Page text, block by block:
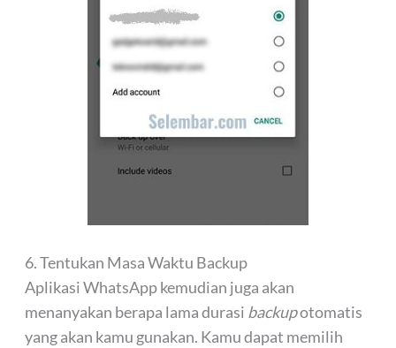
6. Tentukan Masa Waktu Backup
Aplikasi WhatsApp kemudian juga akan
menanyakan berapa lama durasi backupotomatis
yang akan kamu gunakan. Kamu dapat memilih